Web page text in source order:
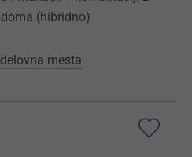
(hibridno)
mesta